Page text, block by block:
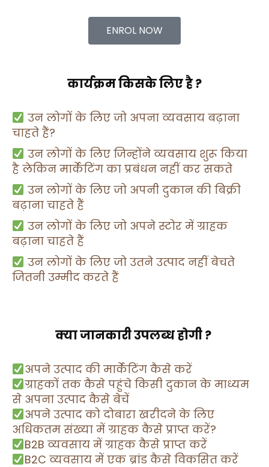
ENROL NOW
कार्यक्रम किसके लिए है ?
उन लोगों के लिए जो अपना व्यवसाय बढ़ाना
चाहते हैं?
उन लोगों के लिए जिन्होंने व्यवसाय शुरू किया
है लेकिन मार्केटिंग का प्रबंधन नहीं कर सकते
उन लोगों के लिए जो अपनी दुकान की बिक्री
बढ़ाना चाहते हैं
उन लोगों के लिए जो अपने स्टोर में ग्राहक
बढ़ाना चाहते हैं
उन लोगों के लिए जो उतने उत्पाद नहीं बेचते
जितनी उम्मीद करते हैं
क्या जानकारी उपलब्ध होगी ?
अपने उत्पाद की मार्केटिंग कैसे करें
ग्राहकों तक कैसे पहुंचे किसी दुकान के माध्यम
से अपना उत्पाद कैसे बेचें
अपने उत्पाद को दोबारा खरीदने के लिए
अधिकतम संख्या में ग्राहक कैसे प्राप्त करें?
B2B व्यवसाय में ग्राहक कैसे प्राप्त करें
B2C व्यवसाय में एक ब्रांड कैसे विकसित करें